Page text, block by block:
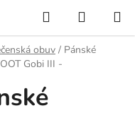
Hledat
KOŠÍK
obuv / Pánské
Gobi III -